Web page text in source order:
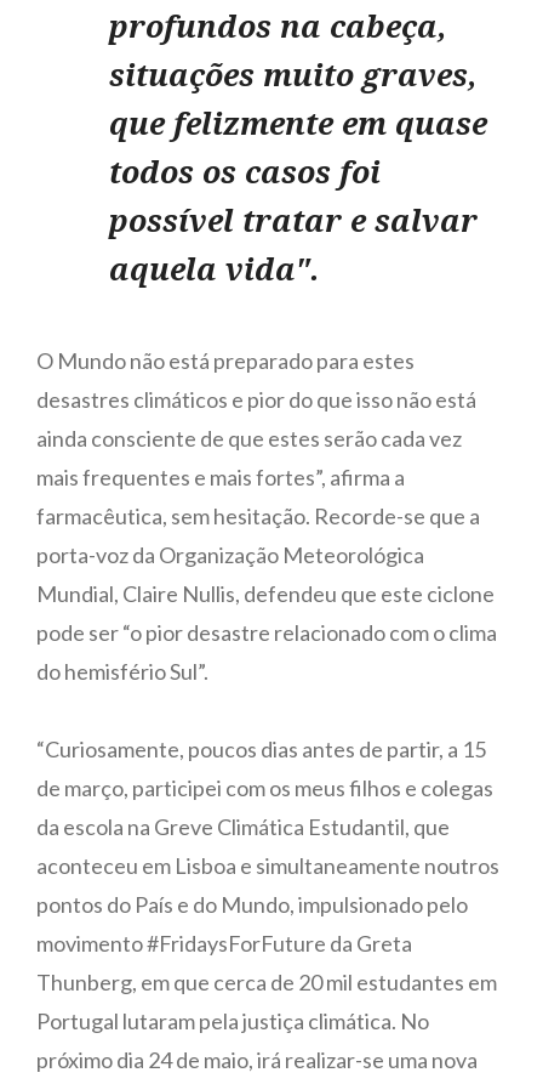
profundos na cabeça,
situações muito graves,
que felizmente em quase
todos os casos foi
possível tratar e salvar
aquela vida".
O Mundo não está preparado para estes
desastres climáticos e pior do que isso não está
ainda consciente de que estes serão cada vez
mais frequentes e mais fortes”, afirma a
farmacêutica, sem hesitação. Recorde-se que a
porta-voz da Organização Meteorológica
Mundial, Claire Nullis, defendeu que este ciclone
pode ser “o pior desastre relacionado com o clima
do hemisfério Sul”.
“Curiosamente, poucos dias antes de partir, a 15
de março, participei com os meus filhos e colegas
da escola na Greve Climática Estudantil, que
aconteceu em Lisboa e simultaneamente noutros
pontos do País e do Mundo, impulsionado pelo
movimento #FridaysForFuture da Greta
Thunberg, em que cerca de 20 mil estudantes em
Portugal lutaram pela justiça climática. No
próximo dia 24 de maio, irá realizar-se uma nova